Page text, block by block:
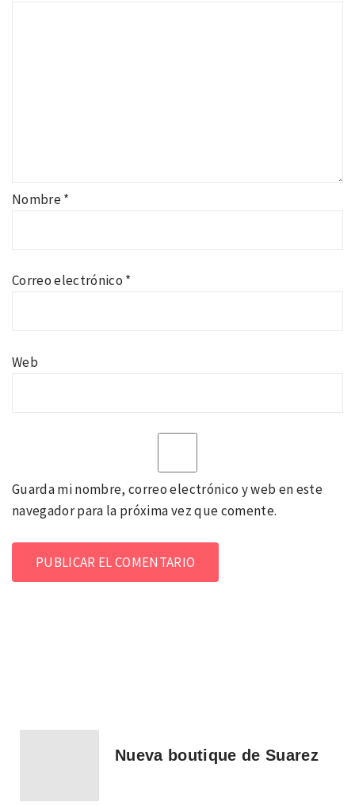
Nombre*
Correo electrónico *
Web
Guarda mi nombre, correo electrónico y web en este
navegador para la próxima vez que comente.
Nueva boutique de Suarez